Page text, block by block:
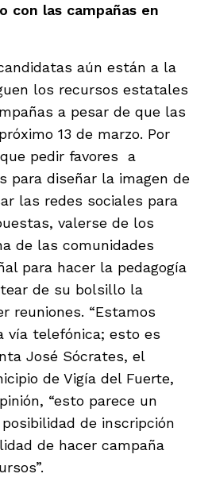
con las campañas en
aún están a la
los recursos estatales
a pesar de que las
13 de marzo. Por
pedir favores a
para diseñar la imagen de
las redes sociales para
valerse de los
de las comunidades
para hacer la pedagogía
de su bolsillo la
reuniones. “Estamos
vía telefónica; esto es
José Sócrates, el
de Vigía del Fuerte,
“esto parece un
de inscripción
de hacer campaña